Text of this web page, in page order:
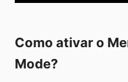
Como ativar o
Mode?